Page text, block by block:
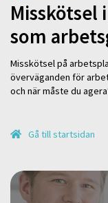
Misskötsel
som
Misskötsel på
överväganden för
och när måste du
Gå till startsidan